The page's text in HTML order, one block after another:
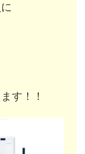
す！！